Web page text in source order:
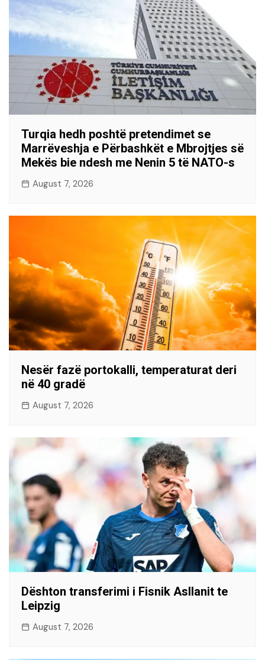
Turqia hedh poshtë pretendimet se
Marrëveshja e Përbashkët e Mbrojtjes së
Mekës bie ndesh me Nenin 5 të NATO-s
August 7, 2026
Nesër fazë portokalli, temperaturat deri
në 40 gradë
August 7, 2026
Dështon transferimi i Fisnik Asllanit te
Leipzig
August 7, 2026